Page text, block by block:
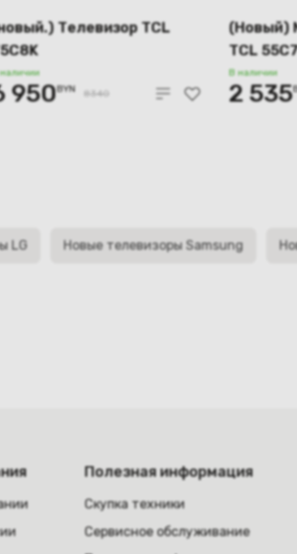
Телевизор TCL
950BYN 8340
(Новый)
TCL
В наличии
2 535
LG Новые телевизоры Samsung
Полезная информация
Скупка техники
Сервисное обслуживание